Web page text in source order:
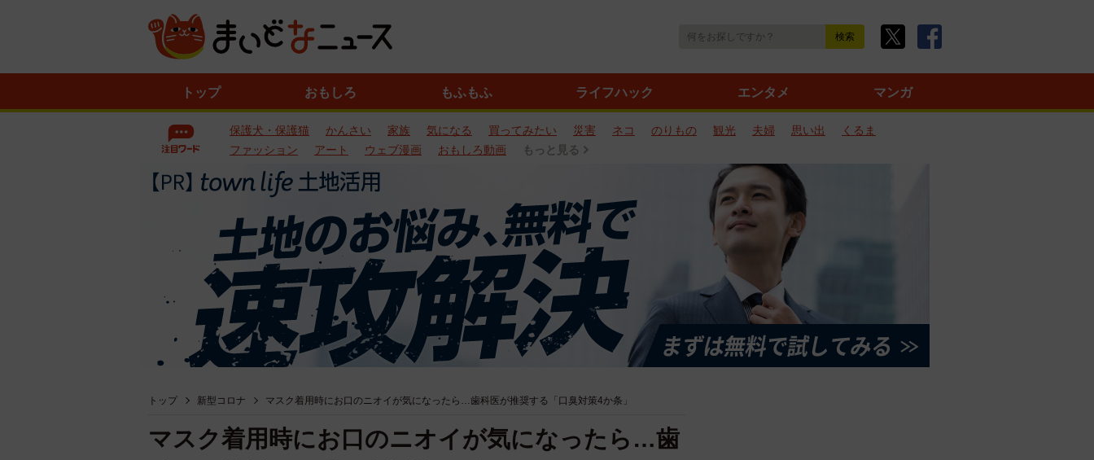
トップ おもしろ もふもふ ライフハック エンタメ マンガ
保護犬・保護猫 かんさい 家族 気になる 買ってみたい 災害 ネコ のりもの 観光 夫婦 思い出
くるま
ファッション
アート ウェブ漫画 おもしろ動画 もっと見る
トップ 新型コロナ マスク着用時にお口のニオイが気になったら…歯科医が推奨する「口臭対策4か条」
マスク着用時にお口のニオイが気になったら…歯